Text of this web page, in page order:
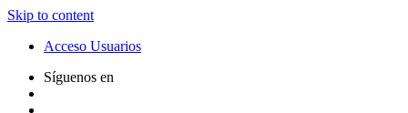
Skip to content
Acceso Usuarios
Síguenos en